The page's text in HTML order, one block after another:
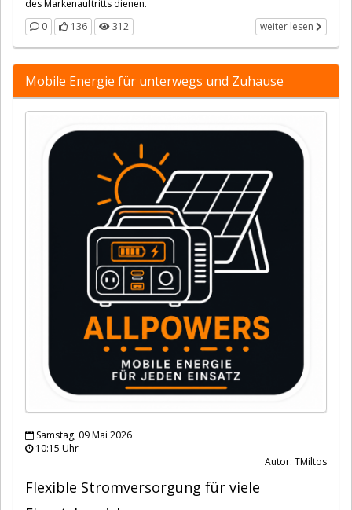
des Markenauftritts dienen.
0
136 312 weiter lesen
Mobile Energie für unterwegs und Zuhause
Samstag, 09 Mai 2026
10:15 Uhr
Autor: TMiltos
Flexible Stromversorgung für viele